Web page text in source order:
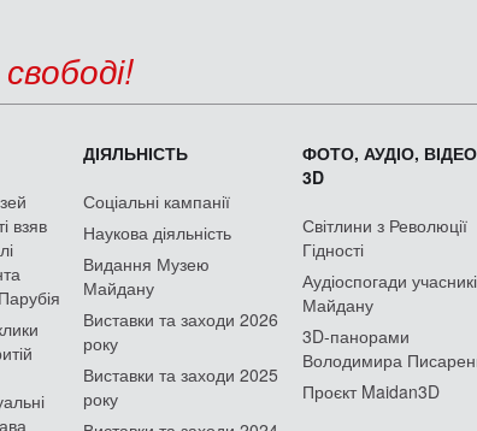
взяв
ДІЯЛЬНІСТЬ
Соціальні кампанії
Наукова діяльність
Видання Музею
Майдану
Виставки та заходи 2026
року
Виставки та заходи 2025
року
ФОТО, АУДІО,
3D
Світлини з Революції
Гідності
Аудіоспогади
Майдану
3D-панорами
Володимира
Проєкт Maidan3D